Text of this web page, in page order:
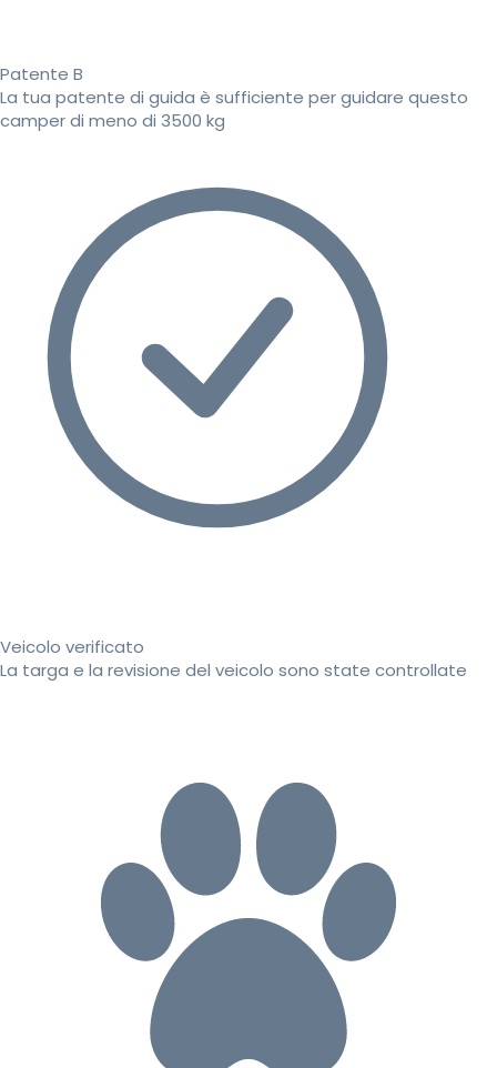
Patente B
La tua patente di guida è sufficiente per guidare questo
camper di meno di 3500 kg
Veicolo verificato
La targa e la revisione del veicolo sono state controllate